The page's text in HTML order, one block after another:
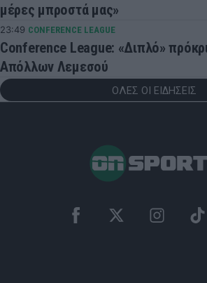
μέρες μπροστά μας»
23:49 CONFERENCE LEAGUE
Conference League: «Διπλό»
Απόλλων Λεμεσού
ΟΛΕΣ ΟΙ ΕΙΔΗΣΕΙΣ